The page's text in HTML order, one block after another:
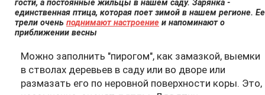
гости, а постоянные жильцы в нашем саду. Зарянка -
единственная птица, которая поет зимой в нашем регионе. Ее
трели очень поднимают настроение и напоминают о
приближении весны
Можно заполнить "пирогом", как замазкой, выемки
в стволах деревьев в саду или во дворе или
размазать его по неровной поверхности коры. Это,